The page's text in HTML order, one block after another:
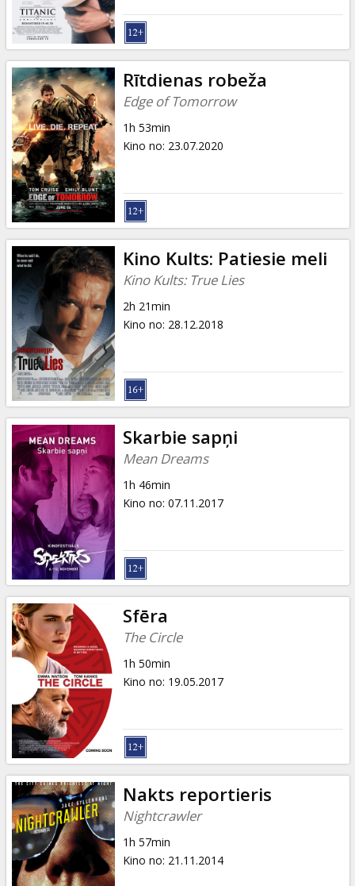
Rītdienas robeža
Edge of Tomorrow
1h 53min
Kino no: 23.07.2020
Kino Kults: Patiesie meli
Kino Kults: True Lies
2h 21min
Kino no: 28.12.2018
Skarbie sapņi
Mean Dreams
1h 46min
Kino no: 07.11.2017
Sfēra
The Circle
1h 50min
Kino no: 19.05.2017
Nakts reportieris
Nightcrawler
1h 57min
Kino no: 21.11.2014